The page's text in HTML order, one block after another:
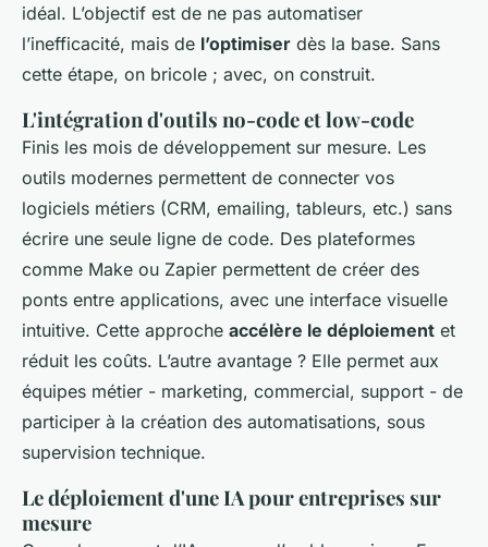
idéal. L’objectif est de ne pas automatiser
l’inefficacité, mais de l’optimiser dès la base. Sans
cette étape, on bricole ; avec, on construit.
L'intégration d'outils no-code et low-code
Finis les mois de développement sur mesure. Les
outils modernes permettent de connecter vos
logiciels métiers (CRM, emailing, tableurs, etc.) sans
écrire une seule ligne de code. Des plateformes
comme Make ou Zapier permettent de créer des
ponts entre applications, avec une interface visuelle
intuitive. Cette approche accélère le déploiement et
réduit les coûts. L’autre avantage ? Elle permet aux
équipes métier - marketing, commercial, support - de
participer à la création des automatisations, sous
supervision technique.
Le déploiement d'une IA pour entreprises sur
mesure